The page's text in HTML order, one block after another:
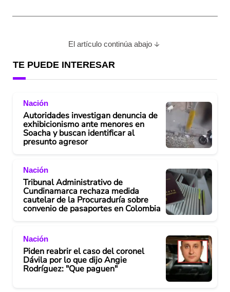
El artículo continúa abajo
TE PUEDE INTERESAR
Nación
Autoridades investigan denuncia de
exhibicionismo ante menores en
Soacha y buscan identificar al
presunto agresor
Nación
Tribunal Administrativo de
Cundinamarca rechaza medida
cautelar de la Procuraduría sobre
convenio de pasaportes en Colombia
Nación
Piden reabrir el caso del coronel
Dávila por lo que dijo Angie
Rodríguez: "Que paguen"